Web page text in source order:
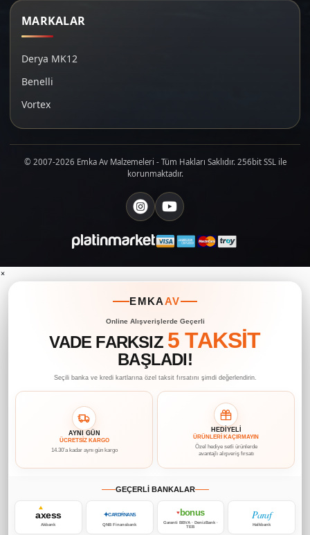
MARKALAR
Derya MK12
Benelli
Vortex
© 2007-2026 Emka Av Malzemeleri - Tüm Hakları Saklıdır. 256bit SSL ile
korunmaktadır.
×
EMKAAV
Online Alışverişlerde Geçerli
VADE FARKSIZ 5 TAKSİT
BAŞLADI!
Seçili banka ve kredi kartlarına özel taksit fırsatını şimdi değerlendirin.
AYNI GÜN
ÜCRETSİZ KARGO
14.30’a kadar aynı gün kargo
HEDİYELİ
ÜRÜNLERİ KAÇIRMAYIN
Özel hediye setli ürünlerde
avantajlı alışveriş fırsatı
GEÇERLİ BANKALAR
axess
Akbank
✦CARDFİNANS
QNB Finansbank
♥bonus
Garanti BBVA · DenizBank ·
TEB
Paraf
Halkbank